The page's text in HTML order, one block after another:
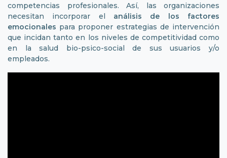
competencias profesionales. Así, las organizaciones
necesitan incorporar el análisis de los factores
emocionales para proponer estrategias de intervención
que incidan tanto en los niveles de competitividad como
en la salud bio-psico-social de sus usuarios y/o
empleados.